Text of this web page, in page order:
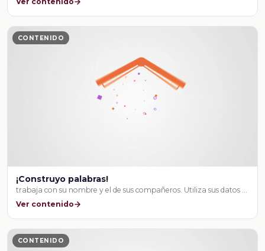
CONTENIDO
¡Construyo palabras!
trabaja con su nombre y el de sus compañeros. Utiliza sus datos …
Ver contenido
CONTENIDO